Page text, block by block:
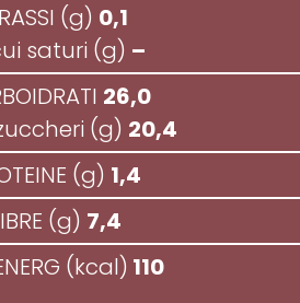
(g) 0,1
saturi (g) –
26,0
(g) 20,4
(g) 1,4
(g) 7,4
(kcal) 110